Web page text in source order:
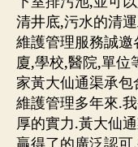
清井底,污水的清
維護管理服務誠
廈,學校,醫院,單位
家黃大仙通渠承
維護管理多年來.
厚的實力.黃大仙